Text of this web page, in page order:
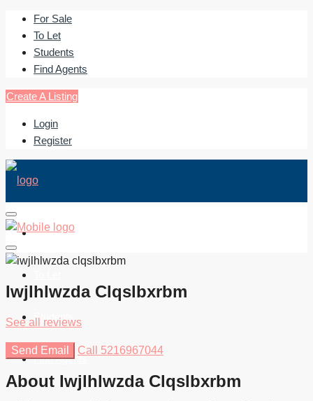
For Sale
To Let
Students
Find Agents
Create A Listing
Login
Register
For Sale
Students
Find Agents
Iwjlhlwzda Clqslbxrbm
See all reviews
Send Email Call 5216967044
About Iwjlhlwzda Clqslbxrbm